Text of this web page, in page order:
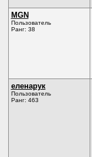
MGN
Пользователь
Ранг: 38
еленарук
Пользователь
Ранг: 463